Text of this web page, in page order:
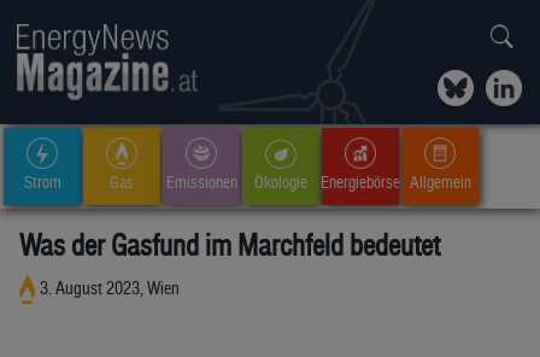
Strom Gas Emissionen Ökologie Energiebörse Allgemein
Was der Gasfund im Marchfeld bedeutet
3. August 2023, Wien